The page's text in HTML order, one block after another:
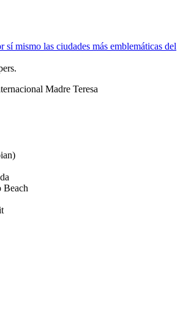
sí mismo las ciudades más emblemáticas del
Madre Teresa
Beach